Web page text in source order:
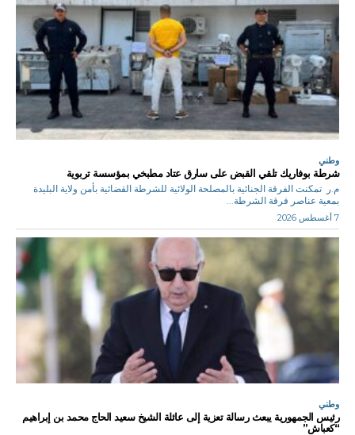
وطني
شرطة بوفاريك تلقي القبض على سارق عتاد مطبخي بمؤسسة تربوية
م.ر تمكنت الفرقة الجنائية بالمصلحة الولائية للشرطة القضائية بأمن ولاية البليدة
بمعية عناصر فرقة الشرطة...
7 أغسطس 2026
وطني
رئيس الجمهورية يبعث رسالة تعزية إلى عائلة الشيخ سعيد الحاج محمد بن إبراهيم
“كعباش”